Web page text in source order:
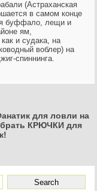
(Астраханская
в самом конце
буффало, лещи и
ям,
и судака, на
воблер) на
спиннинга.
для ловли на
КРЮЧКИ для